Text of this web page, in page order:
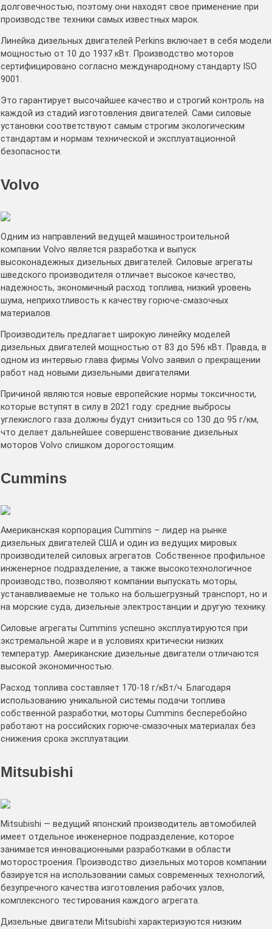
долговечностью, поэтому они находят свое применение при
производстве техники самых известных марок.
Линейка дизельных двигателей Perkins включает в себя модели
мощностью от 10 до 1937 кВт. Производство моторов
сертифицировано согласно международному стандарту ISO
9001.
Это гарантирует высочайшее качество и строгий контроль на
каждой из стадий изготовления двигателей. Сами силовые
установки соответствуют самым строгим экологическим
стандартам и нормам технической и эксплуатационной
безопасности.
Volvo
Одним из направлений ведущей машиностроительной
компании Volvo является разработка и выпуск
высоконадежных дизельных двигателей. Силовые агрегаты
шведского производителя отличает высокое качество,
надежность, экономичный расход топлива, низкий уровень
шума, неприхотливость к качеству горюче-смазочных
материалов.
Производитель предлагает широкую линейку моделей
дизельных двигателей мощностью от 83 до 596 кВт. Правда, в
одном из интервью глава фирмы Volvo заявил о прекращении
работ над новыми дизельными двигателями.
Причиной являются новые европейские нормы токсичности,
которые вступят в силу в 2021 году: средние выбросы
углекислого газа должны будут снизиться со 130 до 95 г/км,
что делает дальнейшее совершенствование дизельных
моторов Volvo слишком дорогостоящим.
Cummins
Американская корпорация Cummins – лидер на рынке
дизельных двигателей США и один из ведущих мировых
производителей силовых агрегатов. Собственное профильное
инженерное подразделение, а также высокотехнологичное
производство, позволяют компании выпускать моторы,
устанавливаемые не только на большегрузный транспорт, но и
на морские суда, дизельные электростанции и другую технику.
Силовые агрегаты Cummins успешно эксплуатируются при
экстремальной жаре и в условиях критически низких
температур. Американские дизельные двигатели отличаются
высокой экономичностью.
Расход топлива составляет 170-18 г/кВт/ч. Благодаря
использованию уникальной системы подачи топлива
собственной разработки, моторы Cummins бесперебойно
работают на российских горюче-смазочных материалах без
снижения срока эксплуатации.
Mitsubishi
Mitsubishi — ведущий японский производитель автомобилей
имеет отдельное инженерное подразделение, которое
занимается инновационными разработками в области
моторостроения. Производство дизельных моторов компании
базируется на использовании самых современных технологий,
безупречного качества изготовления рабочих узлов,
комплексного тестирования каждого агрегата.
Дизельные двигатели Mitsubishi характеризуются низким